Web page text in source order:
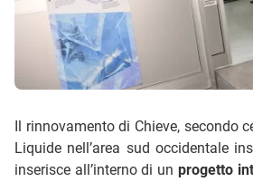
Il rinnovamento di Chieve, secondo
Liquide nell’area sud occidentale
inserisce all’interno di un progetto